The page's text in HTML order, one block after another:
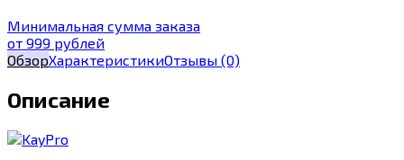
Минимальная сумма заказа
от 999 рублей
ОбзорХарактеристикиОтзывы (0)
Описание